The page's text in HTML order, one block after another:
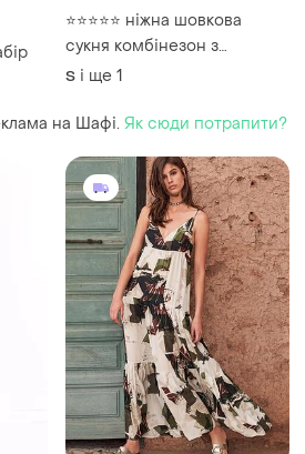
⭐⭐⭐⭐⭐ ніжна шовкова
сукня комбінезон з
мереживом і рюшами 🎀
a261
S і ще 1
на Шафі. Як сюди потрапити?